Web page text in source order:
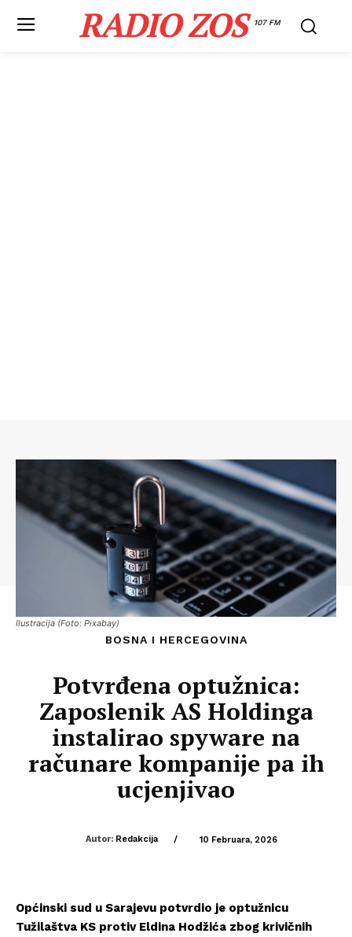
RADIO ZOS 107 FM
Ilustracija (Foto: Pixabay)
BOSNA I HERCEGOVINA
Potvrđena optužnica:
Zaposlenik AS Holdinga
instalirao spyware na
računare kompanije pa ih
ucjenjivao
Autor: Redakcija / 10 Februara, 2026
Općinski sud u Sarajevu potvrdio je optužnicu
Tužilaštva KS protiv Eldina Hodžića zbog krivičnih